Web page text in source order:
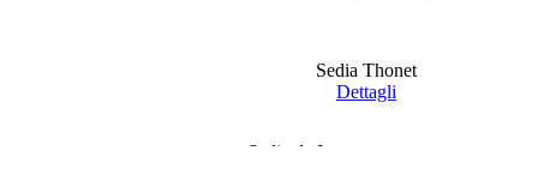
Sedia Thonet
Dettagli
Sedie da Interno